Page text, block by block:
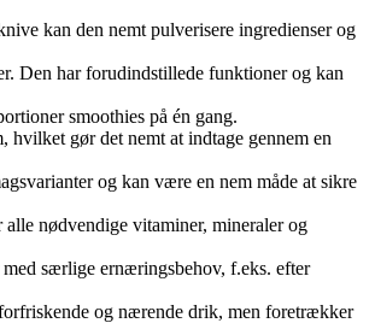
kan den nemt pulverisere ingredienser og
Den har forudindstillede funktioner og kan
smoothies på én gang.
gør det nemt at indtage gennem en
og kan være en nem måde at sikre
nødvendige vitaminer, mineraler og
særlige ernæringsbehov, f.eks. efter
og nærende drik, men foretrækker